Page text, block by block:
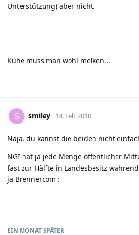
Unterstützung) aber nicht.
Kühe muss man wohl melken...
S smiley 14. Feb 2010
Naja, du kannst die beiden nicht
NGI hat ja jede Menge öffentlicher
fast zur Hälfte in Landesbesitz
ja Brennercom :
EIN MONATSPÄTER